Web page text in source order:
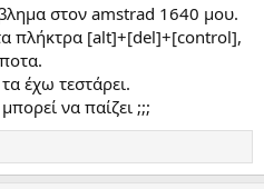
στον amstrad 1640 μου.
πλήκτρα [alt]+[del]+[control],
έχω τεστάρει.
να παίζει ;;;